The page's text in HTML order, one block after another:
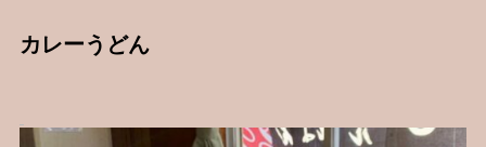
カレーうどん